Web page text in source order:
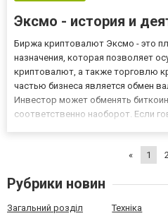
Эксмо - история и
Биржа криптовалют Эксмо - это
назначения, которая позволяет
криптовалют, а также торговлю
частью бизнеса является обмен
Инвестор может обменять
соответственно наоборот. Если
нужно знать о данном брокере?
« 1 2
Рубрики новин
Загальний розділ Техніка